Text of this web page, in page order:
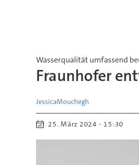
Wasserqualität umfassend
Fraunhofer
JessicaMouchegh
25. März 2024 - 15:30